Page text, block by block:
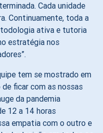
Cada unidade
Continuamente, toda a
ativa e tutoria
estratégia nos
tem se mostrado em
ficar com as nossas
da pandemia
12 a 14 horas
empatia com o outro e